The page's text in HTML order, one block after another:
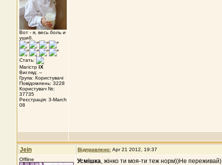
Вот - я, весь боль и
ушиб.
Стать:
Магістр IX
Вигляд: --
Група: Користувачі
Повідомлень: 3228
Користувач №:
37735
Реєстрація: 3-March
08
Jein Відправлено: Apr 21 2012, 19:37
Offline
Усмішка, жінко ти моя-ти теж норм))Не переживай)